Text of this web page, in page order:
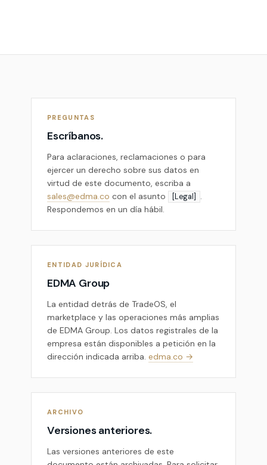
PREGUNTAS
Escríbanos.
Para aclaraciones, reclamaciones o para
ejercer un derecho sobre sus datos en
virtud de este documento, escriba a
sales@edma.co con el asunto [Legal]
.
Respondemos en un día hábil.
ENTIDAD JURÍDICA
EDMA Group
La entidad detrás de TradeOS, el
marketplace y las operaciones más amplias
de EDMA Group. Los datos registrales de la
empresa están disponibles a petición en la
dirección indicada arriba. edma.co →
ARCHIVO
Versiones anteriores.
Las versiones anteriores de este